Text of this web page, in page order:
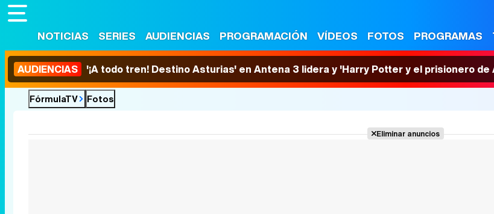
NOTICIAS SERIES AUDIENCIAS PROGRAMACIÓN VÍDEOS FOTOS PROGRAMAS
AUDIENCIAS '¡A todo tren! Destino Asturias' en Antena 3 lidera y 'Harry Potter y el prisionero
FórmulaTV Fotos
Eliminar anuncios